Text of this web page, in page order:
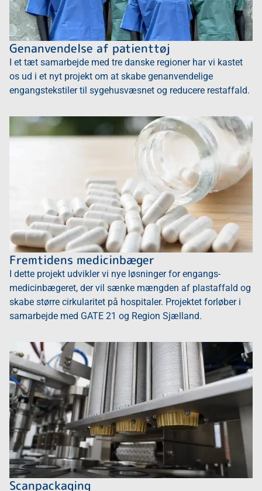
Genanvendelse af patienttøj
I et tæt samarbejde med tre danske regioner har vi kastet
os ud i et nyt projekt om at skabe genanvendelige
engangstekstiler til sygehusvæsnet og reducere restaffald.
Fremtidens medicinbæger
I dette projekt udvikler vi nye løsninger for engangs-
medicinbægeret, der vil sænke mængden af plastaffald og
skabe større cirkularitet på hospitaler. Projektet forløber i
samarbejde med GATE 21 og Region Sjælland.
Scanpackaging